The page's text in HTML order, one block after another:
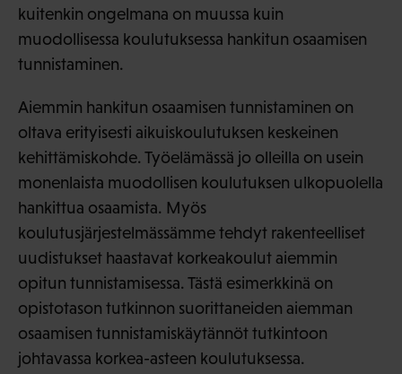
kuitenkin ongelmana on muussa kuin
muodollisessa koulutuksessa hankitun osaamisen
tunnistaminen.
Aiemmin hankitun osaamisen tunnistaminen on
oltava erityisesti aikuiskoulutuksen keskeinen
kehittämiskohde. Työelämässä jo olleilla on usein
monenlaista muodollisen koulutuksen ulkopuolella
hankittua osaamista. Myös
koulutusjärjestelmässämme tehdyt rakenteelliset
uudistukset haastavat korkeakoulut aiemmin
opitun tunnistamisessa. Tästä esimerkkinä on
opistotason tutkinnon suorittaneiden aiemman
osaamisen tunnistamiskäytännöt tutkintoon
johtavassa korkea-asteen koulutuksessa.